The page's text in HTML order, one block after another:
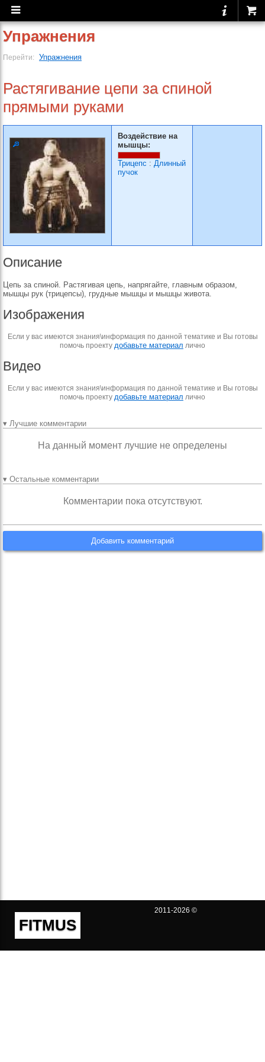
Упражнения
Перейти: Упражнения
Растягивание цепи за спи­ной
прямыми руками
Воздействие на
мышцы:
Трицепс : Длинный
пучок
Описание
Цепь за спиной. Растягивая цепь, напрягайте, главным образом,
мышцы рук (трицепсы), грудные мышцы и мышцы живота.
Изображения
Если у вас имеются знания\информация по данной тематике и Вы готовы
помочь проекту добавьте материал лично
Видео
Если у вас имеются знания\информация по данной тематике и Вы готовы
помочь проекту добавьте материал лично
▾ Лучшие комментарии
На данный момент лучшие не определены
▾ Остальные комментарии
Комментарии пока отсутствуют.
Добавить комментарий
FITMUS
2011-2026 ©